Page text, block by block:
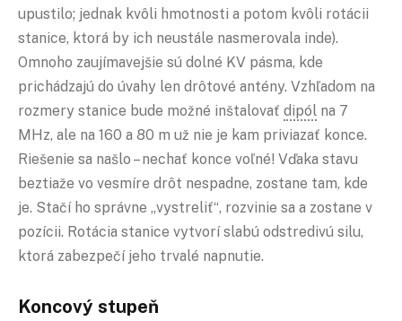
upustilo; jednak kvôli hmotnosti a potom kvôli rotácii
stanice, ktorá by ich neustále nasmerovala inde).
Omnoho zaujímavejšie sú dolné KV pásma, kde
prichádzajú do úvahy len drôtové antény. Vzhľadom na
rozmery stanice bude možné inštalovať dipól na 7
MHz, ale na 160 a 80 m už nie je kam priviazať konce.
Riešenie sa našlo – nechať konce voľné! Vďaka stavu
beztiaže vo vesmíre drôt nespadne, zostane tam, kde
je. Stačí ho správne „vystreliť“, rozvinie sa a zostane v
pozícii. Rotácia stanice vytvorí slabú odstredivú silu,
ktorá zabezpečí jeho trvalé napnutie.
Koncový stupeň